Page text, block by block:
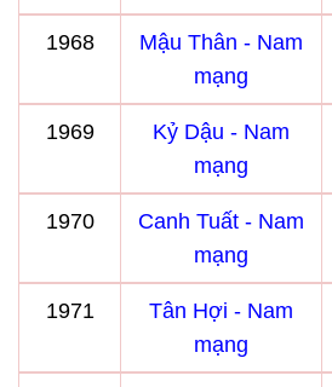
1968
Mậu Thân - Nam
mạng
1969
Kỷ Dậu - Nam
mạng
1970
Canh Tuất - Nam
mạng
1971
Tân Hợi - Nam
mạng